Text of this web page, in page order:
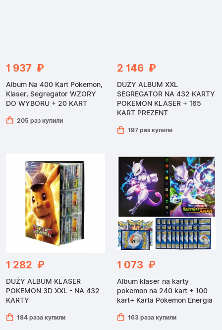
1 937 ₽
Album Na 400 Kart Pokemon,
Klaser, Segregator WZORY
DO WYBORU + 20 KART
205 раз купили
2 146 ₽
DUŻY ALBUM XXL
SEGREGATOR NA 432 KARTY
POKEMON KLASER + 165
KART PREZENT
197 раз купили
1 282 ₽
DUŻY ALBUM KLASER
POKEMON 3D XXL - NA 432
KARTY
184 раза купили
1 073 ₽
Album klaser na karty
pokemon na 240 kart + 100
kart+ Karta Pokemon Energia
163 раза купили